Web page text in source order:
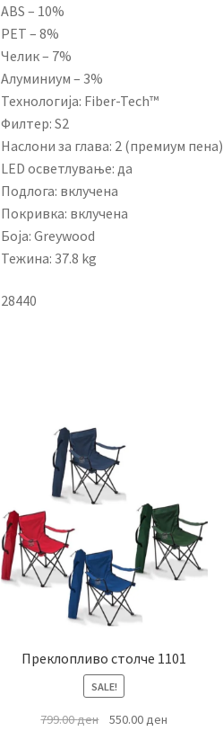
ABS – 10%
PET – 8%
Челик – 7%
Алуминиум – 3%
Технологија: Fiber-Tech™
Филтер: S2
Наслони за глава: 2 (премиум пена)
LED осветлување: да
Подлога: вклучена
Покривка: вклучена
Боја: Greywood
Тежина: 37.8 kg
28440
Преклопливо столче 1101
SALE!
799.00ден
Original
550.00 ден